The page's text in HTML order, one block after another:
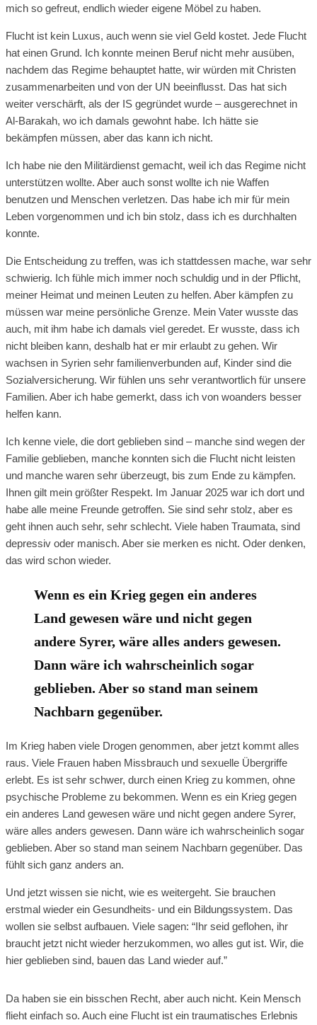
mich so gefreut, endlich wieder eigene Möbel zu haben.
Flucht ist kein Luxus, auch wenn sie viel Geld kostet. Jede Flucht
hat einen Grund. Ich konnte meinen Beruf nicht mehr ausüben,
nachdem das Regime behauptet hatte, wir würden mit Christen
zusammenarbeiten und von der UN beeinflusst. Das hat sich
weiter verschärft, als der IS gegründet wurde – ausgerechnet in
Al-Barakah, wo ich damals gewohnt habe. Ich hätte sie
bekämpfen müssen, aber das kann ich nicht.
Ich habe nie den Militärdienst gemacht, weil ich das Regime nicht
unterstützen wollte. Aber auch sonst wollte ich nie Waffen
benutzen und Menschen verletzen. Das habe ich mir für mein
Leben vorgenommen und ich bin stolz, dass ich es durchhalten
konnte.
Die Entscheidung zu treffen, was ich stattdessen mache, war sehr
schwierig. Ich fühle mich immer noch schuldig und in der Pflicht,
meiner Heimat und meinen Leuten zu helfen. Aber kämpfen zu
müssen war meine persönliche Grenze. Mein Vater wusste das
auch, mit ihm habe ich damals viel geredet. Er wusste, dass ich
nicht bleiben kann, deshalb hat er mir erlaubt zu gehen. Wir
wachsen in Syrien sehr familienverbunden auf, Kinder sind die
Sozialversicherung. Wir fühlen uns sehr verantwortlich für unsere
Familien. Aber ich habe gemerkt, dass ich von woanders besser
helfen kann.
Ich kenne viele, die dort geblieben sind – manche sind wegen der
Familie geblieben, manche konnten sich die Flucht nicht leisten
und manche waren sehr überzeugt, bis zum Ende zu kämpfen.
Ihnen gilt mein größter Respekt. Im Januar 2025 war ich dort und
habe alle meine Freunde getroffen. Sie sind sehr stolz, aber es
geht ihnen auch sehr, sehr schlecht. Viele haben Traumata, sind
depressiv oder manisch. Aber sie merken es nicht. Oder denken,
das wird schon wieder.
Wenn es ein Krieg gegen ein anderes
Land gewesen wäre und nicht gegen
andere Syrer, wäre alles anders gewesen.
Dann wäre ich wahrscheinlich sogar
geblieben. Aber so stand man seinem
Nachbarn gegenüber.
Im Krieg haben viele Drogen genommen, aber jetzt kommt alles
raus. Viele Frauen haben Missbrauch und sexuelle Übergriffe
erlebt. Es ist sehr schwer, durch einen Krieg zu kommen, ohne
psychische Probleme zu bekommen. Wenn es ein Krieg gegen
ein anderes Land gewesen wäre und nicht gegen andere Syrer,
wäre alles anders gewesen. Dann wäre ich wahrscheinlich sogar
geblieben. Aber so stand man seinem Nachbarn gegenüber. Das
fühlt sich ganz anders an.
Und jetzt wissen sie nicht, wie es weitergeht. Sie brauchen
erstmal wieder ein Gesundheits- und ein Bildungssystem. Das
wollen sie selbst aufbauen. Viele sagen: “Ihr seid geflohen, ihr
braucht jetzt nicht wieder herzukommen, wo alles gut ist. Wir, die
hier geblieben sind, bauen das Land wieder auf.”
Da haben sie ein bisschen Recht, aber auch nicht. Kein Mensch
flieht einfach so. Auch eine Flucht ist ein traumatisches Erlebnis